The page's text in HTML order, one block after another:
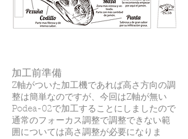
加工前準備
Z軸がついた加工機であれば高さ方向の調
整は簡単なのですが、今回はZ軸が無い
Podea-02で加工することにしましたので
通常のフォーカス調整で調整できない範
囲については高さ調整が必要になりま